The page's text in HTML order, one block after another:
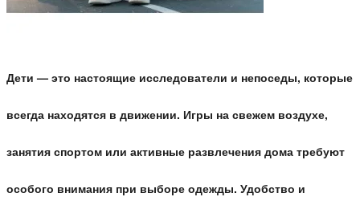
Дети — это настоящие исследователи и непоседы, которые
всегда находятся в движении. Игры на свежем воздухе,
занятия спортом или активные развлечения дома требуют
особого внимания при выборе одежды. Удобство и